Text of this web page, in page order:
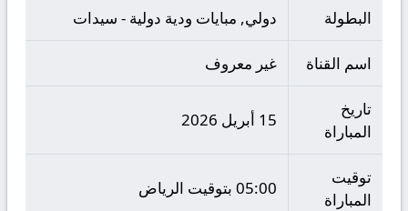
البطولة دولي, مبايات ودية دولية - سيدات
اسم القناة غير معروف
تاريخ
المباراة
15 أبريل 2026
توقيت
المباراة
05:00 بتوقيت الرياض